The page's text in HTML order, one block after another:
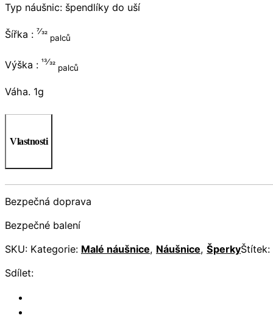
Typ náušnic: špendlíky do uší
Šířka : 7⁄32
palců
Výška : 13⁄32
palců
Váha. 1g
Vlastnosti
Bezpečná doprava
Bezpečné balení
SKU: Kategorie: Malé náušnice, Náušnice, ŠperkyŠtítek:
Sdílet: